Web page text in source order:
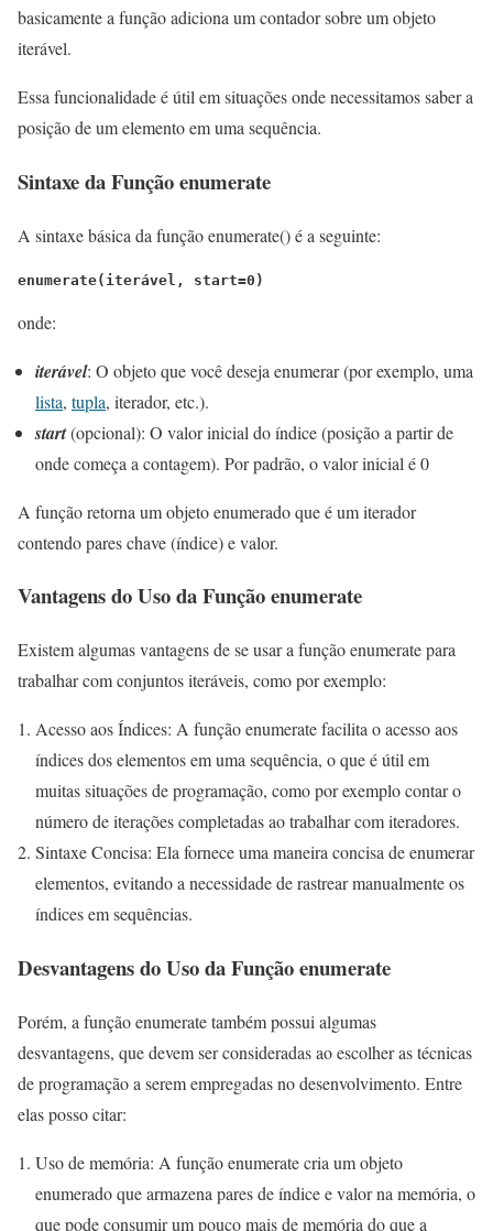
basicamente a função adiciona um contador sobre um objeto
iterável.
Essa funcionalidade é útil em situações onde necessitamos saber a
posição de um elemento em uma sequência.
Sintaxe da Função enumerate
A sintaxe básica da função enumerate() é a seguinte:
enumerate(iterável, start=0)
onde:
iterável: O objeto que você deseja enumerar (por exemplo, uma
lista, tupla, iterador, etc.).
start(opcional): O valor inicial do índice (posição a partir de
onde começa a contagem). Por padrão, o valor inicial é 0
A função retorna um objeto enumerado que é um iterador
contendo pares chave (índice) e valor.
Vantagens do Uso da Função enumerate
Existem algumas vantagens de se usar a função enumerate para
trabalhar com conjuntos iteráveis, como por exemplo:
Acesso aos Índices: A função enumerate facilita o acesso aos
índices dos elementos em uma sequência, o que é útil em
muitas situações de programação, como por exemplo contar o
número de iterações completadas ao trabalhar com iteradores.
Sintaxe Concisa: Ela fornece uma maneira concisa de enumerar
elementos, evitando a necessidade de rastrear manualmente os
índices em sequências.
Desvantagens do Uso da Função enumerate
Porém, a função enumerate também possui algumas
desvantagens, que devem ser consideradas ao escolher as técnicas
de programação a serem empregadas no desenvolvimento. Entre
elas posso citar:
Uso de memória: A função enumerate cria um objeto
enumerado que armazena pares de índice e valor na memória, o
que pode consumir um pouco mais de memória do que a